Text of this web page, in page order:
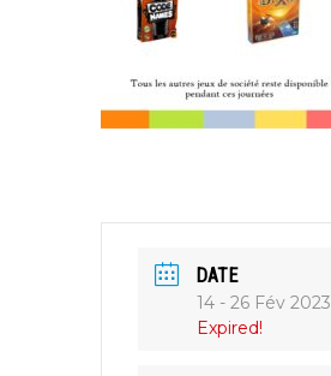
DATE
14 - 26 Fév 2023
Expired!